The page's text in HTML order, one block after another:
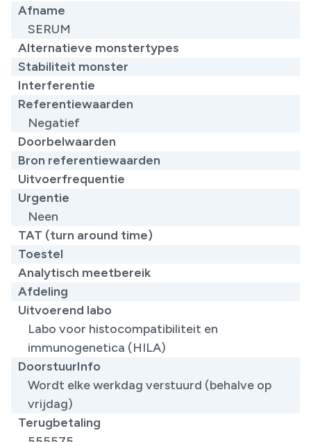
Afname
SERUM
Alternatieve monstertypes
Stabiliteit monster
Interferentie
Referentiewaarden
Negatief
Doorbelwaarden
Bron referentiewaarden
Uitvoerfrequentie
Urgentie
Neen
TAT (turn around time)
Toestel
Analytisch meetbereik
Afdeling
Uitvoerend labo
Labo voor histocompatibiliteit en
immunogenetica (HILA)
DoorstuurInfo
Wordt elke werkdag verstuurd (behalve op
vrijdag)
Terugbetaling